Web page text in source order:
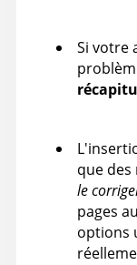
Si votre
que
le
pages
options